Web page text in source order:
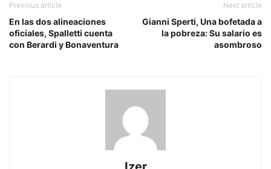
Previous article
En las dos alineaciones
oficiales, Spalletti cuenta
con Berardi y Bonaventura
Next article
Gianni Sperti, Una bofetada a
la pobreza: Su salario es
asombroso